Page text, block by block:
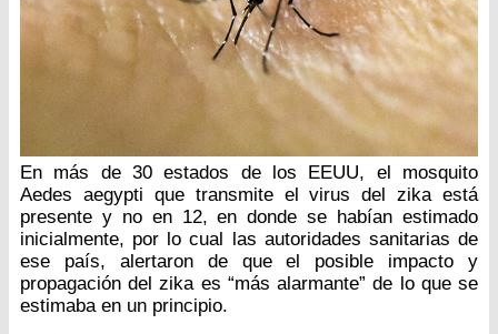
En más de 30 estados de los EEUU, el mosquito
Aedes aegypti que transmite el virus del zika está
presente y no en 12, en donde se habían estimado
inicialmente, por lo cual las autoridades sanitarias de
ese país, alertaron de que el posible impacto y
propagación del zika es “más alarmante” de lo que se
estimaba en un principio.